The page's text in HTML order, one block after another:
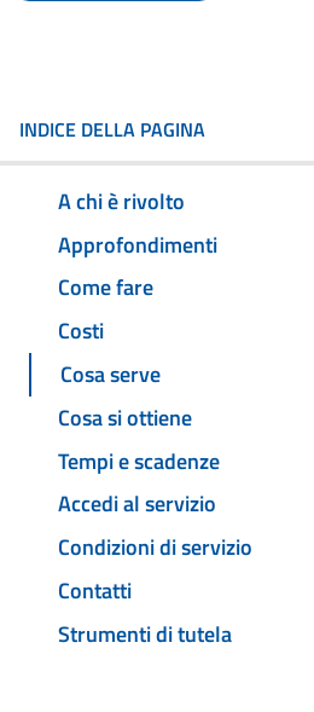
INDICE DELLA PAGINA
A chi è rivolto
Approfondimenti
Come fare
Costi
Cosa serve
Cosa si ottiene
Tempi e scadenze
Accedi al servizio
Condizioni di servizio
Contatti
Strumenti di tutela